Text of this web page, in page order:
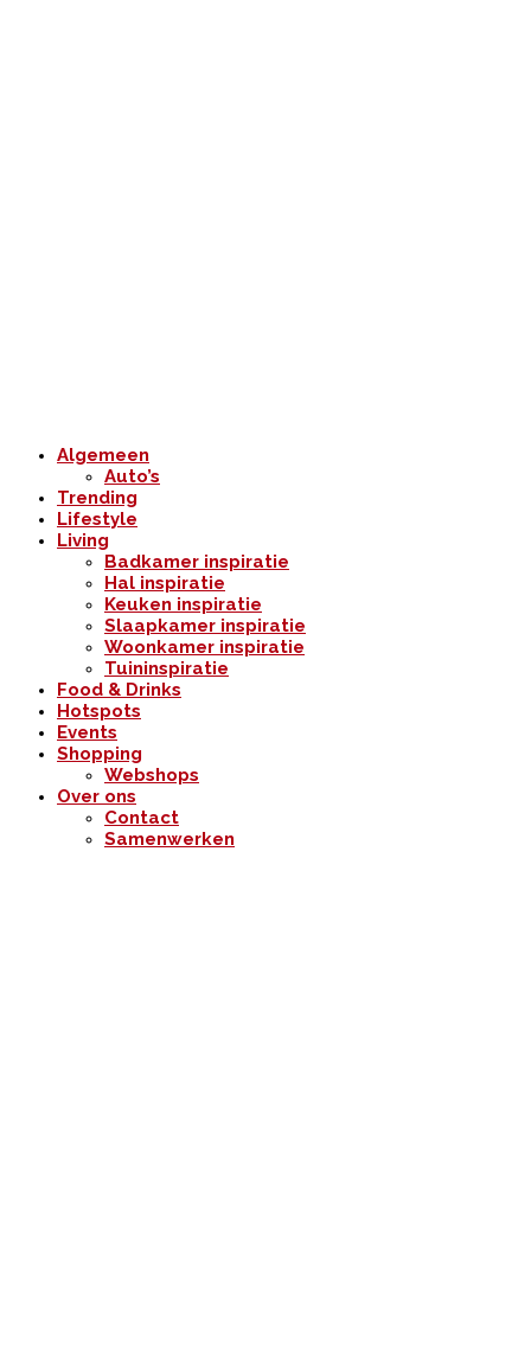
Algemeen
Auto’s
Trending
Lifestyle
Living
Badkamer inspiratie
Hal inspiratie
Keuken inspiratie
Slaapkamer inspiratie
Woonkamer inspiratie
Tuininspiratie
Food & Drinks
Hotspots
Events
Shopping
Webshops
Over ons
Contact
Samenwerken